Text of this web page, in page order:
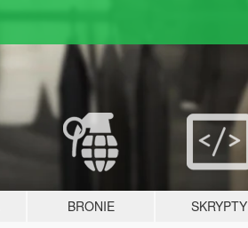
BRONIE SKRYPTY